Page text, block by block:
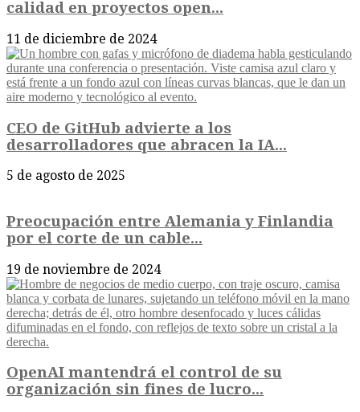
calidad en proyectos open...
11 de diciembre de 2024
CEO de GitHub advierte a los
desarrolladores que abracen la IA...
5 de agosto de 2025
Preocupación entre Alemania y Finlandia
por el corte de un cable...
19 de noviembre de 2024
OpenAI mantendrá el control de su
organización sin fines de lucro...